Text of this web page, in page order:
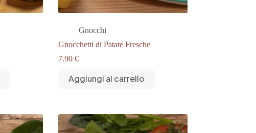
Gnocchi
Gnocchetti di Patate Fresche
7.90 €
Aggiungi al carrello